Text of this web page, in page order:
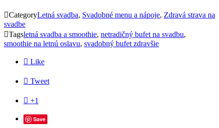
CategoryLetná svadba, Svadobné menu a nápoje, Zdravá strava na
svadbe
Tagsletná svadba a smoothie, netradičný bufet na svadbu,
smoothie na letnú oslavu, svadobný bufet zdravšie
 Like
 Tweet
 +1
Save